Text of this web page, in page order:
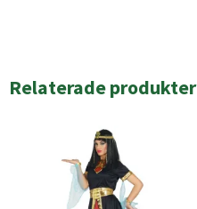
Relaterade produkter